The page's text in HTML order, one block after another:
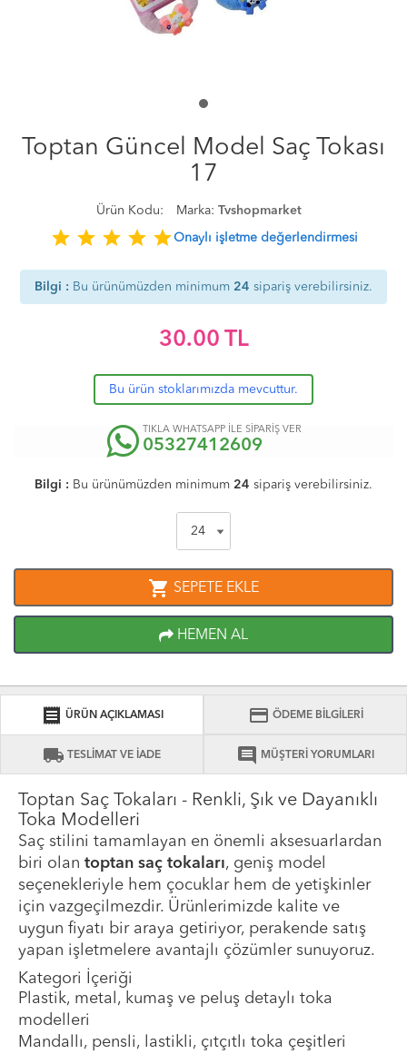
Toptan Güncel Model Saç Tokası
17
Ürün Kodu: Marka: Tvshopmarket
star star star star starOnaylı işletme değerlendirmesi
Bilgi : Bu ürünümüzden minimum 24 sipariş verebilirsiniz.
30.00 TL
Bu ürün stoklarımızda mevcuttur.
TIKLA WHATSAPP İLE SİPARİŞ VER
05327412609
Bilgi : Bu ürünümüzden minimum 24 sipariş verebilirsiniz.
shopping_cart SEPETE EKLE
HEMEN AL
receipt ÜRÜN AÇIKLAMASI credit_card ÖDEME BİLGİLERİ
local_shipping TESLİMAT VE İADE comment MÜŞTERİ YORUMLARI
Toptan Saç Tokaları - Renkli, Şık ve Dayanıklı
Toka Modelleri
Saç stilini tamamlayan en önemli aksesuarlardan
biri olan toptan saç tokaları, geniş model
seçenekleriyle hem çocuklar hem de yetişkinler
için vazgeçilmezdir. Ürünlerimizde kalite ve
uygun fiyatı bir araya getiriyor, perakende satış
yapan işletmelere avantajlı çözümler sunuyoruz.
Kategori İçeriği
Plastik, metal, kumaş ve peluş detaylı toka
modelleri
Mandallı, pensli, lastikli, çıtçıtlı toka çeşitleri